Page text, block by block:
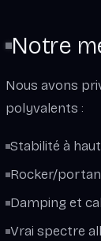
Notre
Nous avons
polyvalents :
Stabilité à
Rocker/
Damping et
Vrai spectre